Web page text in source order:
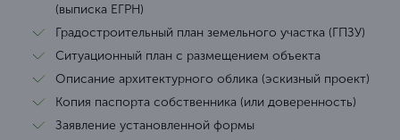
(выписка ЕГРН)
Градостроительный план земельного участка (ГПЗУ)
Ситуационный план с размещением объекта
Описание архитектурного облика (эскизный проект)
Копия паспорта собственника (или доверенность)
Заявление установленной формы